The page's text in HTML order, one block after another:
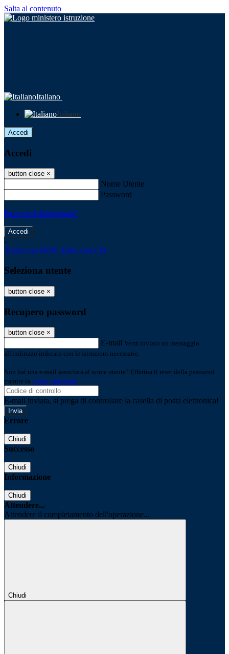
Salta al contenuto
Italiano
Italiano
Accedi
Accedi
button close ×
Nome Utente
Password
Password dimenticata?
-
Entra con SPID Entra con CIE
Seleziona utente
button close ×
Recupero password
button close ×
E-mail Verrà inviato un messaggio
all'indirizzo indicato con le istruzioni necessarie.
Non hai una e-mail associata al nome utente? Effettua il reset della password
tramite la Login Spaggiari
E-mail inviata, si prega di controllare la casella di posta elettronica!
Errore
Chiudi
Successo
Chiudi
Informazione
Chiudi
Attendere...
Attendere il completamento dell'operazione...
Chiudi